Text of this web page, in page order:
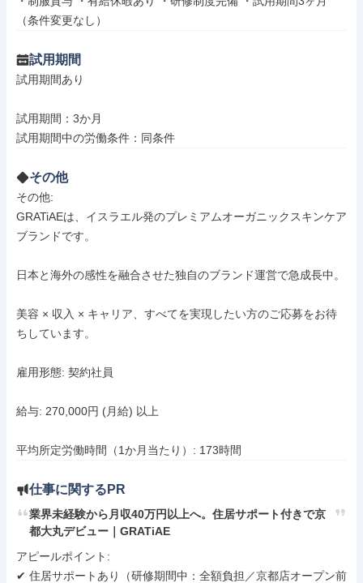
（条件変更なし）
試用期間
試用期間あり
試用期間：3か月
試用期間中の労働条件：同条件
その他
その他:
GRATiAEは、イスラエル発のプレミアムオーガニックスキンケア
ブランドです。
日本と海外の感性を融合させた独自のブランド運営で急成長中。
美容 × 収入 × キャリア、すべてを実現したい方のご応募をお待
ちしています。
雇用形態: 契約社員
給与: 270,000円 (月給) 以上
平均所定労働時間（1か月当たり）: 173時間
仕事に関するPR
業界未経験から月収40万円以上へ。住居サポート付きで京
都大丸デビュー｜GRATiAE
アピールポイント:
✔ 住居サポートあり（研修期間中：全額負担／京都店オープン前